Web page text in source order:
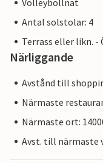
Volleybollnät
Antal solstolar: 4
Terrass eller likn. -
Närliggande
Avstånd till
Närmaste
Närmaste ort:
Avst. till närmaste